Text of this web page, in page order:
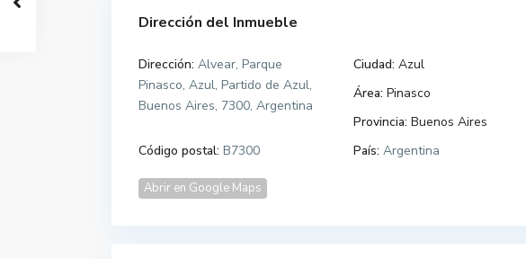
Dirección del Inmueble
Dirección: Alvear, Parque
Pinasco, Azul, Partido de Azul,
Buenos Aires, 7300, Argentina
Ciudad: Azul
Área: Pinasco
Provincia: Buenos Aires
Código postal: B7300 País: Argentina
Abrir en Google Maps